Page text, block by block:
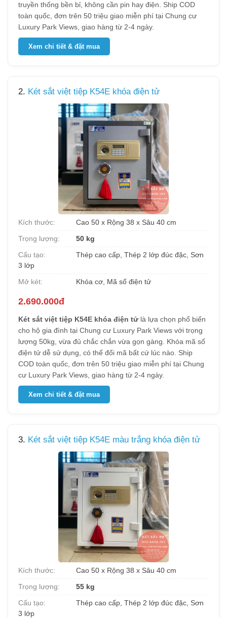
truyền thống bền bỉ, không cần pin hay điện. Ship COD
toàn quốc, đơn trên 50 triệu giao miễn phí tại Chung cư
Luxury Park Views, giao hàng từ 2-4 ngày.
Xem chi tiết & đặt mua
2. Két sắt việt tiệp K54E khóa điện tử
Kích thước:
Cao 50 x Rộng 38 x Sâu 40 cm
Trọng lượng:
50 kg
Cấu tạo:
Thép cao cấp, Thép 2 lớp đúc đặc, Sơn
3 lớp
Mở két:
Khóa cơ, Mã số điện tử
2.690.000đ
Két sắt việt tiệp K54E khóa điện tửlà lựa chọn phổ biến
cho hộ gia đình tại Chung cư Luxury Park Views với trọng
lượng 50kg, vừa đủ chắc chắn vừa gọn gàng. Khóa mã số
điện tử dễ sử dụng, có thể đổi mã bất cứ lúc nào. Ship
COD toàn quốc, đơn trên 50 triệu giao miễn phí tại Chung
cư Luxury Park Views, giao hàng từ 2-4 ngày.
Xem chi tiết & đặt mua
3. Két sắt việt tiệp K54E màu trắng khóa điện tử
Kích thước:
Cao 50 x Rộng 38 x Sâu 40 cm
Trọng lượng:
55 kg
Cấu tạo:
Thép cao cấp, Thép 2 lớp đúc đặc, Sơn
3 lớp